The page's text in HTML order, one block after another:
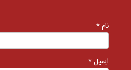
نام *
ایمیل *